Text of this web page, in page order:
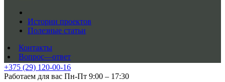
Истории проектов
Полезные статьи
Контакты
Вопрос—ответ
+375 (29) 120-00-16
Работаем для вас Пн-Пт 9:00 – 17:30